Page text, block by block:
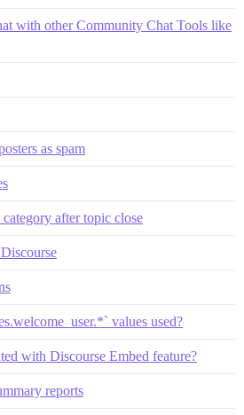
with other Community Chat Tools like
as spam
after topic close
values used?
with Discourse Embed feature?
reports